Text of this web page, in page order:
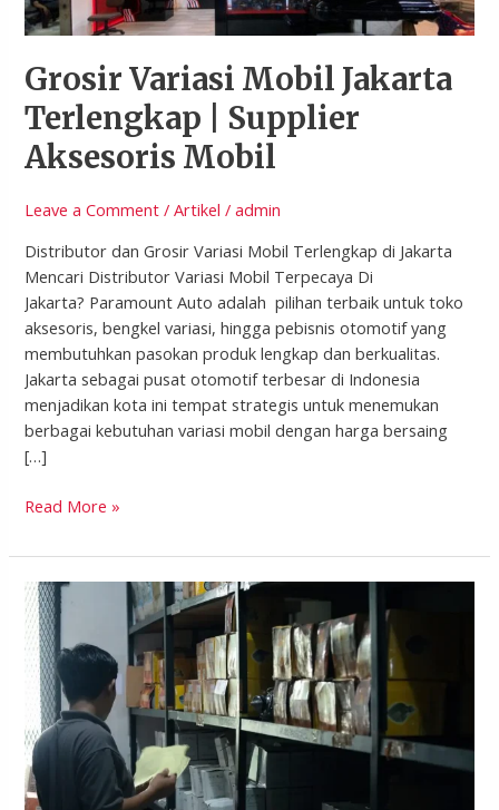
Grosir Variasi Mobil Jakarta
Terlengkap | Supplier
Aksesoris Mobil
Leave a Comment /Artikel /admin
Distributor dan Grosir Variasi Mobil Terlengkap di Jakarta
Mencari Distributor Variasi Mobil Terpecaya Di
Jakarta? Paramount Auto adalah pilihan terbaik untuk toko
aksesoris, bengkel variasi, hingga pebisnis otomotif yang
membutuhkan pasokan produk lengkap dan berkualitas.
Jakarta sebagai pusat otomotif terbesar di Indonesia
menjadikan kota ini tempat strategis untuk menemukan
berbagai kebutuhan variasi mobil dengan harga bersaing
[…]
|
Supplier
Aksesoris
Mobil
Read More »
Distributor
Aksesoris
Mobil
Untuk
Toko
Bengkel
–
Kirim